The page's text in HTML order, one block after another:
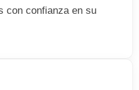
con confianza en su
sea divertido